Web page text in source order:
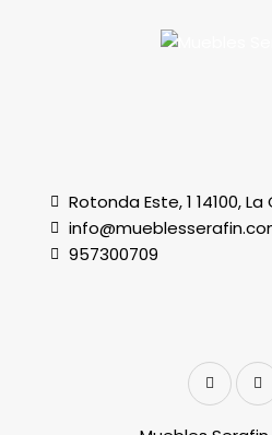
Rotonda Este, 1 14100,
957300709